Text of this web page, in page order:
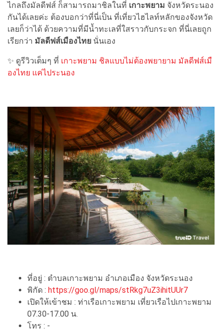
ไกลถึงมัลดีฟส์ ก็สามารถมาชิลในที่ เกาะพยาม จังหวัดระนอง
กันได้เลยค่ะ ต้องบอกว่าที่นี่เป็น ที่เที่ยวไฮไลท์หลักของจังหวัด
เลยก็ว่าได้ ด้วยความที่มีน้ำทะเลที่ใสราวกับกระจก ที่นี่เลยถูก
เรียกว่า มัลดีฟส์เมืองไทย นั่นเอง
✨ ดูรีวิวเต็มๆ ที่ เกาะพยาม ชิลแบบไม่ต้องพยายาม มัลดีฟส์เมื
องไทย แค่ไประนอง
ที่อยู่ : ตําบลเกาะพยาม อำเภอเมือง จังหวัดระนอง
พิกัด : https://goo.gl/maps/stRkg7uZ3ihitUUr7
เปิดให้เข้าชม : ท่าเรือเกาะพยาม เที่ยวเรือไปเกาะพยาม
07.30-17.00 น.
โทร : -